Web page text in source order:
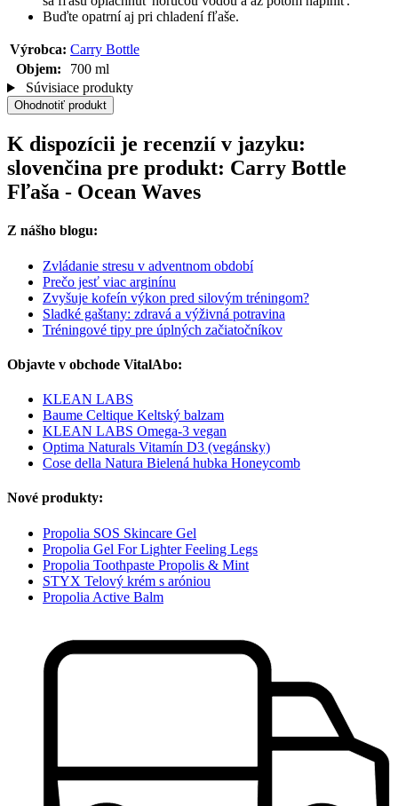
Buďte opatrní aj pri chladení fľaše.
Výrobca: Carry Bottle
Objem:
700 ml
Súvisiace produkty
Ohodnotiť produkt
K dispozícii je recenzií v jazyku:
slovenčina pre produkt: Carry Bottle
Fľaša - Ocean Waves
Z nášho blogu:
Zvládanie stresu v adventnom období
Prečo jesť viac arginínu
Zvyšuje kofeín výkon pred silovým tréningom?
Sladké gaštany: zdravá a výživná potravina
Tréningové tipy pre úplných začiatočníkov
Objavte v obchode VitalAbo:
KLEAN LABS
Baume Celtique Keltský balzam
KLEAN LABS Omega-3 vegan
Optima Naturals Vitamín D3 (vegánsky)
Cose della Natura Bielená hubka Honeycomb
Nové produkty:
Propolia SOS Skincare Gel
Propolia Gel For Lighter Feeling Legs
Propolia Toothpaste Propolis & Mint
STYX Telový krém s aróniou
Propolia Active Balm